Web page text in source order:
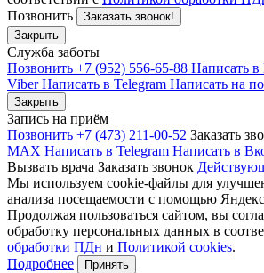
Позвонить
Заказать звонок!
Закрыть
Служба заботы
Позвонить +7 (952) 556-65-88 Написать
ViberНаписать в Telegram Написать на
Закрыть
Запись на приём
Позвонить +7 (473) 211-00-52 Заказать
MAX Написать в Telegram Написать в
Вызвать врача Заказать звонок
Мы используем cookie-файлы для
анализа посещаемости с помощью
Продолжая пользоваться сайтом, вы
обработку персональных данных в
обработки ПДн и Политикой cookies.
Подробнее
Принять